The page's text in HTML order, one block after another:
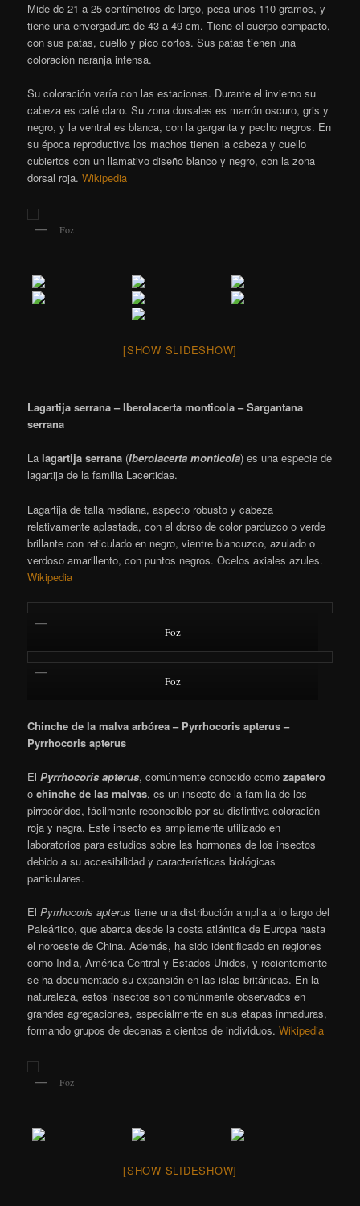
Mide de 21 a 25 centímetros de largo, pesa unos 110 gramos, y
tiene una envergadura de 43 a 49 cm. Tiene el cuerpo compacto,
con sus patas, cuello y pico cortos. ​ Sus patas tienen una
coloración naranja intensa.
Su coloración varía con las estaciones. Durante el invierno su
cabeza es café claro. Su zona dorsales es marrón oscuro, gris y
negro, y la ventral es blanca, con la garganta y pecho negros. En
su época reproductiva los machos tienen la cabeza y cuello
cubiertos con un llamativo diseño blanco y negro, con la zona
dorsal roja.Wikipedia
Foz
[SHOW SLIDESHOW]
Lagartija serrana – Iberolacerta monticola – Sargantana
serrana
La lagartija serrana (Iberolacerta monticola) es una especie de
lagartija de la familia Lacertidae.
Lagartija de talla mediana, aspecto robusto y cabeza
relativamente aplastada, con el dorso de color parduzco o verde
brillante con reticulado en negro, vientre blancuzco, azulado o
verdoso amarillento, con puntos negros. Ocelos axiales azules.
Wikipedia
Foz
Foz
Chinche de la malva arbórea – Pyrrhocoris apterus –
Pyrrhocoris apterus
ElPyrrhocoris apterus, comúnmente conocido comozapatero
ochinche de las malvas, es un insecto de la familia de los
pirrocóridos, fácilmente reconocible por su distintiva coloración
roja y negra. Este insecto es ampliamente utilizado en
laboratorios para estudios sobre las hormonas de los insectos
debido a su accesibilidad y características biológicas
particulares.
ElPyrrhocoris apterus tiene una distribución amplia a lo largo del
Paleártico, que abarca desde la costa atlántica de Europa hasta
el noroeste de China. Además, ha sido identificado en regiones
como India, América Central y Estados Unidos, y recientemente
se ha documentado su expansión en las islas británicas.​ En la
naturaleza, estos insectos son comúnmente observados en
grandes agregaciones, especialmente en sus etapas inmaduras,
formando grupos de decenas a cientos de individuos.Wikipedia
Foz
[SHOW SLIDESHOW]